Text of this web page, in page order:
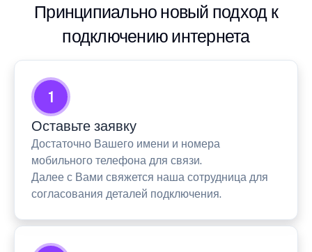
Принципиально новый подход к
подключению интернета
1
Оставьте заявку
Достаточно Вашего имени и номера
мобильного телефона для связи.
Далее с Вами свяжется наша сотрудница для
согласования деталей подключения.